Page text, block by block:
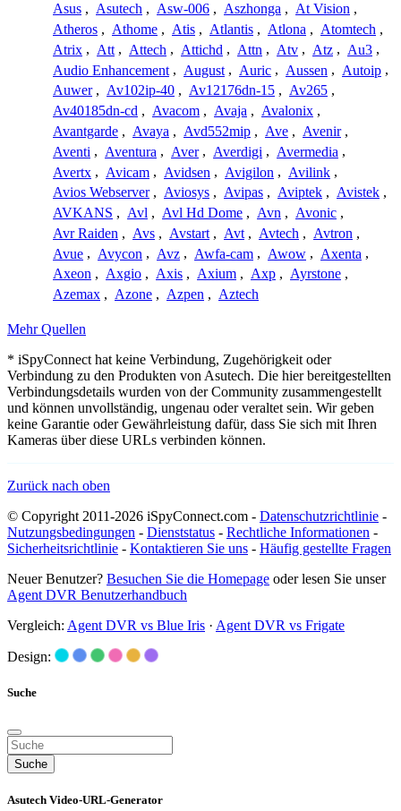
Asus , Asutech , Asw-006 , Aszhonga , At Vision ,
Atheros , Athome , Atis , Atlantis , Atlona , Atomtech ,
Atrix , Att , Attech , Attichd , Attn , Atv , Atz , Au3 ,
Audio Enhancement , August , Auric , Aussen , Autoip ,
Auwer , Av102ip-40 , Av12176dn-15 , Av265 ,
Av40185dn-cd , Avacom , Avaja , Avalonix ,
Avantgarde , Avaya , Avd552mip , Ave , Avenir ,
Aventi , Aventura , Aver , Averdigi , Avermedia ,
Avertx , Avicam , Avidsen , Avigilon , Avilink ,
Avios Webserver , Aviosys , Avipas , Aviptek , Avistek ,
AVKANS , Avl , Avl Hd Dome , Avn , Avonic ,
Avr Raiden , Avs , Avstart , Avt , Avtech , Avtron ,
Avue , Avycon , Avz , Awfa-cam , Awow , Axenta ,
Axeon , Axgio , Axis , Axium , Axp , Ayrstone ,
Azemax , Azone , Azpen , Aztech
Mehr Quellen
* iSpyConnect hat keine Verbindung, Zugehörigkeit oder
Verbindung zu den Produkten von Asutech. Die hier bereitgestellten
Verbindungsdetails wurden von der Community zusammengestellt
und können unvollständig, ungenau oder veraltet sein. Wir geben
keine Garantie oder Gewährleistung dafür, dass Sie sich mit Ihren
Kameras über diese URLs verbinden können.
Zurück nach oben
© Copyright 2011-2026 iSpyConnect.com - Datenschutzrichtlinie -
Nutzungsbedingungen - Dienststatus - Rechtliche Informationen -
Sicherheitsrichtlinie - Kontaktieren Sie uns - Häufig gestellte Fragen
Neuer Benutzer? Besuchen Sie die Homepage oder lesen Sie unser
Agent DVR Benutzerhandbuch
Vergleich: Agent DVR vs Blue Iris · Agent DVR vs Frigate
Design:
Suche
Suche
Asutech Video-URL-Generator